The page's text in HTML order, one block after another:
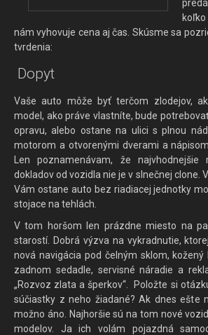
nám vyhovuje cena aj čas. Skúsme sa
tvrdenia:
Dopyt
Vaše auto môže byť terčom zlodejov,
model, ako práve vlastníte, bude
opravu, alebo ostane na ulici s plnou
motorom a otvorenými dverami a nápisom
Len poznamenávam, že najvhodnejšie
dokladov od vozidla nie je v slnečnej clone.
Vám ostane auto bez riadiacej jednotky
stojace na tehlách.
V tom horšom len prázdne miesto na
starostí. Dobrá výzva na vykradnutie,
nová navigácia pod čelným sklom,
zadnom sedadle, servisné náradie a
„Rozvoz zlata a šperkov“. Položte si
súčiastky z neho žiadané? Ak dnes ešte
možno áno. Najhoršie sú na tom nové
modelov. Ja ich volám pojazdná